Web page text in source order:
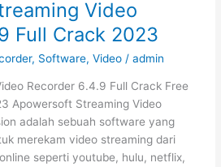
Video
Full Crack 2023
, Software,Video /admin
Recorder 6.4.9 Full Crack Free
Apowersoft Streaming Video
adalah sebuah software yang
merekam video streaming dari
seperti youtube, hulu, netflix,